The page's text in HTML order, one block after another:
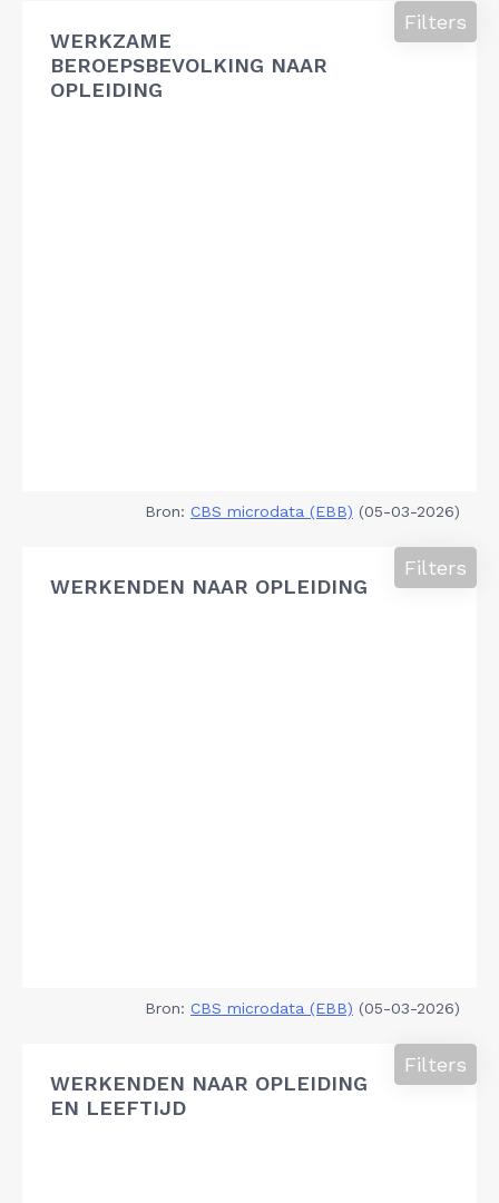
WERKZAME
BEROEPSBEVOLKING NAAR
OPLEIDING
Filters
Bron: CBS microdata (EBB) (05-03-2026)
WERKENDEN NAAR OPLEIDING
Filters
Bron: CBS microdata (EBB) (05-03-2026)
WERKENDEN NAAR OPLEIDING
EN LEEFTIJD
Filters